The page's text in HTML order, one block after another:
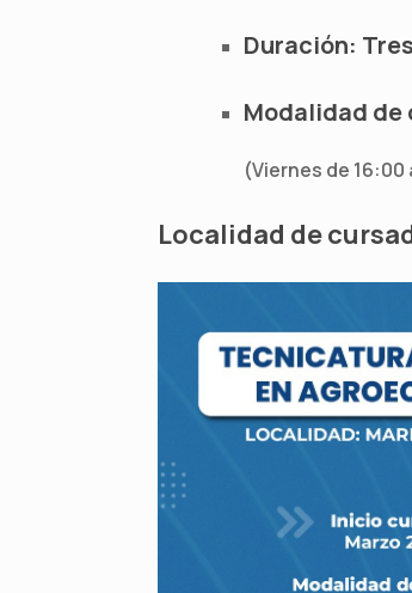
Duración:
Modalidad de
(Viernes de
Localidad de